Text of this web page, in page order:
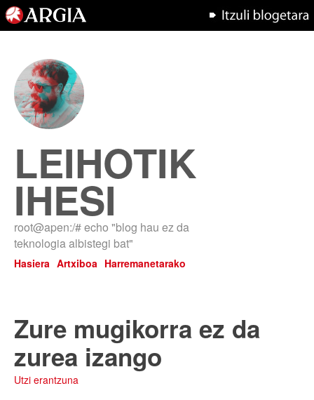
LEIHOTIK
IHESI
root@apen:/# echo "blog hau ez da
teknologia albistegi bat"
Hasiera Artxiboa Harremanetarako
Zure mugikorra ez da
zurea izango
Utzi erantzuna